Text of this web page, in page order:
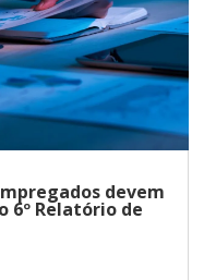
devem
6º Relatório de